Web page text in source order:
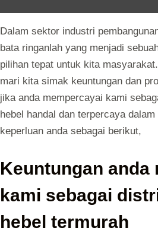
Dalam sektor industri
bata ringanlah yang menjadi
pilihan tepat untuk kita
mari kita simak keuntungan dan
jika anda mempercayai kami
hebel handal dan terpercaya dalam
keperluan anda sebagai berikut,
Keuntungan anda
kami sebagai
hebel termurah